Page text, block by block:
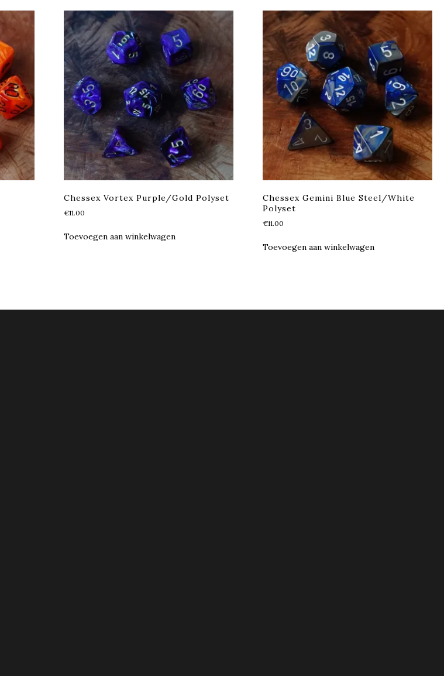
Chessex Vortex Purple/Gold Polyset
€11.00
Toevoegen aan winkelwagen
Chessex Gemini Blue Steel/White
Polyset
€11.00
Toevoegen aan winkelwagen